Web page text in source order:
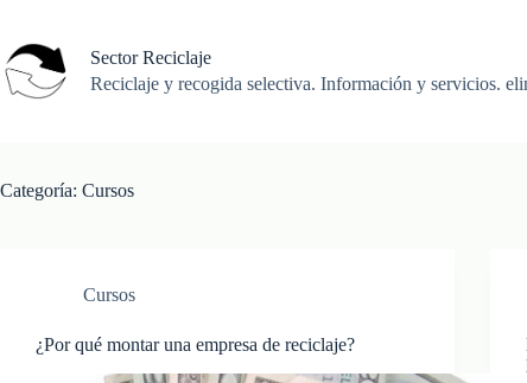
contenido
Sector Reciclaje
Reciclaje y recogida selectiva. Información y servicios.
Categoría: Cursos
Cursos
¿Por qué montar una empresa de reciclaje?